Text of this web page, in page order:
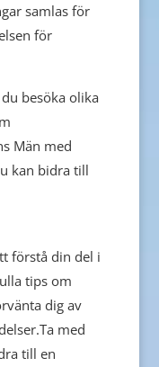
samlas för
för
besöka olika
Män med
kan bidra till
förstå din del i
tips om
dig av
med
till en